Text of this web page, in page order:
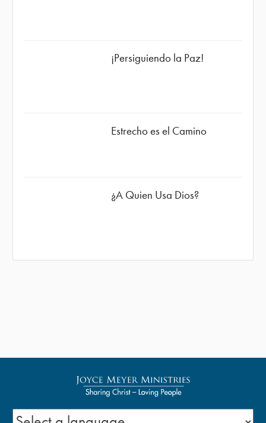
¡Persiguiendo la Paz!
Estrecho es el Camino
¿A Quien Usa Dios?